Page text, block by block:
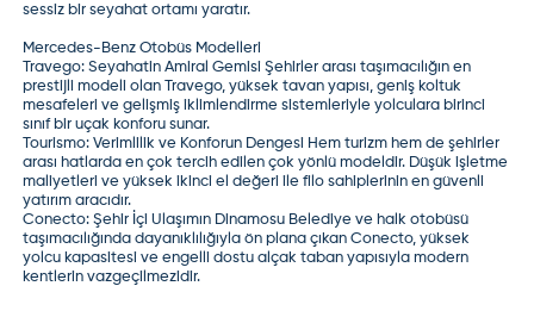
sessiz bir seyahat ortamı yaratır.
Mercedes-Benz Otobüs Modelleri
Travego: Seyahatin Amiral Gemisi Şehirler arası taşımacılığın en
prestijli modeli olan Travego, yüksek tavan yapısı, geniş koltuk
mesafeleri ve gelişmiş iklimlendirme sistemleriyle yolculara birinci
sınıf bir uçak konforu sunar.
Tourismo: Verimlilik ve Konforun Dengesi
Hem turizm hem de şehirler
arası hatlarda en çok tercih edilen çok yönlü modeldir. Düşük işletme
maliyetleri ve yüksek ikinci el değeri ile filo sahiplerinin en güvenli
yatırım aracıdır.
Conecto: Şehir İçi Ulaşımın Dinamosu Belediye ve halk otobüsü
taşımacılığında dayanıklılığıyla ön plana çıkan Conecto, yüksek
yolcu kapasitesi ve engelli dostu alçak taban yapısıyla modern
kentlerin vazgeçilmezidir.